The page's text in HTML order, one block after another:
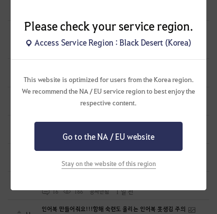
Please check your service region.
Access Service Region : Black Desert (Korea)
This website is optimized for users from the Korea region.
We recommend the NA / EU service region to best enjoy the
respective content.
Go to the NA / EU website
Stay on the website of this region
0
아니 영자님아 지금 마르니 회중시계 가심바른거 추출이
안된다고요
테크토닉
2 103 공짜안됨 1 일 전
길드 기술 잠금 기능 건의
밝은햇님 1 일 전
전이 캐릭 사막에서 전환 안되는 거 고쳐주세요.
47 롤로의모험-KR 1 일 전
리마스터 모드 밤 조명 좀 고쳐주세요
67 줄보-KR 1 일 전
16 186 공짜안됨 1 일 전
인어복 만들어줘요!!!항해 숙련도 올리는 인어복 못생김 주의